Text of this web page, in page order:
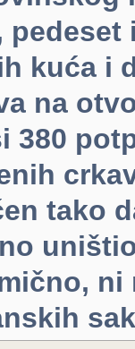
pedeset
kuća i
na
380
tako
ni